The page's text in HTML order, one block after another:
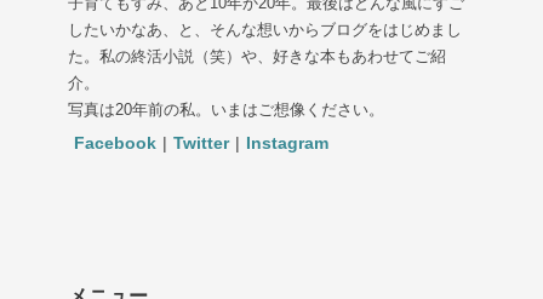
したいかなあ、と、そんな想いからブログをはじめまし
た。私の終活小説（笑）や、好きな本もあわせてご紹
介。
写真は20年前の私。いまはご想像ください。
Facebook | Twitter | Instagram